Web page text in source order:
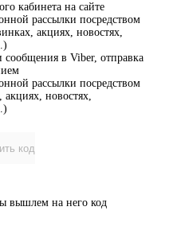
кабинета на сайте
рассылки посредством
акциях, новостях,
сообщения в Viber, отправка
рассылки посредством
акциях, новостях,
код
вышлем на него код